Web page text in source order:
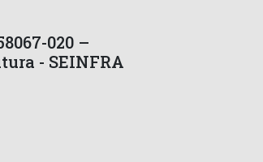
020 –
- SEINFRA